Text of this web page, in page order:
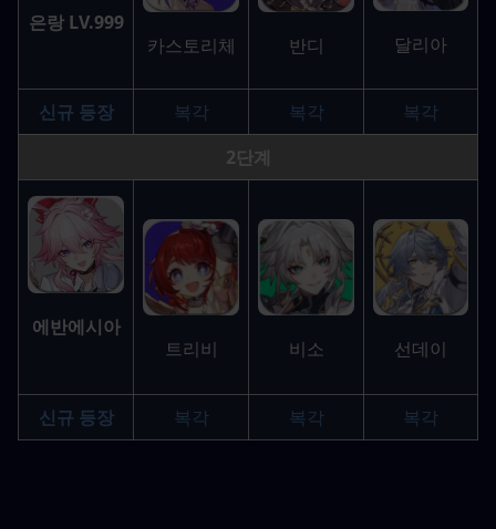
은랑 LV.999
카스토리체
반디 달리아
신규 등장 복각 복각
복각
2단계
에반에시아
트리비
비소 선데이
신규 등장 복각 복각 복각